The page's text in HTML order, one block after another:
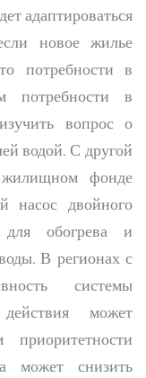
адаптироваться
новое жилье
потребности в
потребности в
вопрос о
водой. С другой
жилищном фонде
насос двойного
для обогрева и
В регионах с
системы
может
может снизить